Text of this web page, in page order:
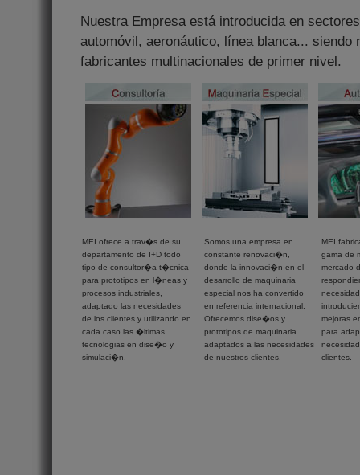
Nuestra Empresa está introducida en
automóvil, aeronáutico, línea blanca... siendo
fabricantes multinacionales de primer nivel.
MEI ofrece a trav�s de su
departamento de I+D todo
tipo de consultor�a t�cnica
para prototipos en l�neas y
procesos industriales,
adaptado las necesidades
de los clientes y utilizando en
cada caso las �ltimas
tecnologias en dise�o y
simulaci�n.
Somos una empresa en
constante renovaci�n,
donde la innovaci�n en el
desarrollo de maquinaria
especial nos ha convertido
en referencia internacional.
Ofrecemos dise�os y
prototipos de maquinaria
adaptados a las necesidades
de nuestros clientes.
MEI
gama de
mercado
mejoras
para
clientes.